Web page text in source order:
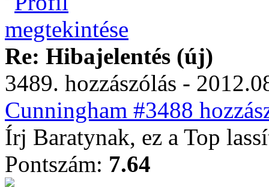
Re: Hibajelentés (új)
3489. hozzászólás -
Cunningham #3488
Írj Baratynak, ez a Top
Pontszám: 7.64